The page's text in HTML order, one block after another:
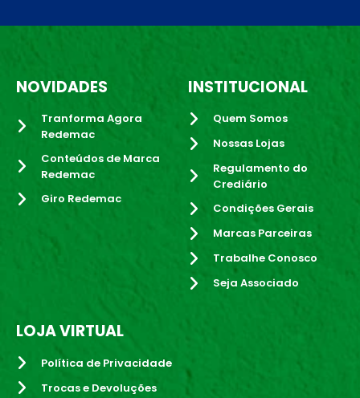
NOVIDADES
Tranforma Agora
Redemac
Conteúdos de Marca
Redemac
Giro Redemac
INSTITUCIONAL
Quem Somos
Nossas Lojas
Regulamento do
Crediário
Condições Gerais
Marcas Parceiras
Trabalhe Conosco
Seja Associado
LOJA VIRTUAL
Política de Privacidade
Trocas e Devoluções